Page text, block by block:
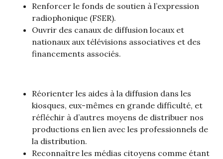
Renforcer le fonds de soutien à l’expression
radiophonique (FSER).
Ouvrir des canaux de diffusion locaux et
nationaux aux télévisions associatives et des
financements associés.
Réorienter les aides à la diffusion dans les
kiosques, eux-mêmes en grande difficulté, et
réfléchir à d’autres moyens de distribuer nos
productions en lien avec les professionnels de
la distribution.
Reconnaître les médias citoyens comme étant